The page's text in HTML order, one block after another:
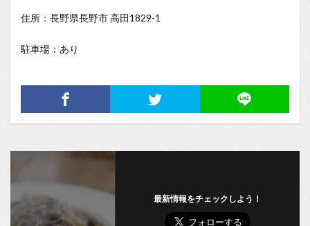
住所：長野県長野市 高田1829-1
駐車場：あり
最新情報をチェックしよう！